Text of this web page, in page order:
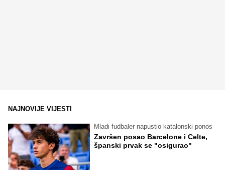
NAJNOVIJE VIJESTI
Mladi fudbaler napustio katalonski ponos
Završen posao Barcelone i Celte,
španski prvak se "osigurao"